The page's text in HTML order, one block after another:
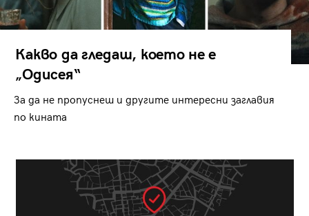
Какво да гледаш, което не е
„Одисея“
За да не пропуснеш и другите интересни заглавия
по кината